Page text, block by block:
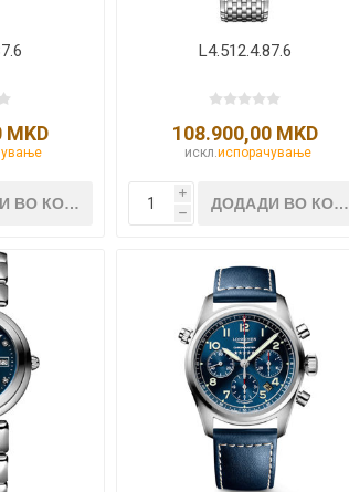
MKD
L4.512.4.87.6
108.900,00 MKD
искл.испорачување
i
h